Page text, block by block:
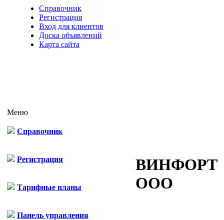
Справочник
Регистрация
Вход для клиентов
Доска объявлений
Карта сайта
Меню
Справочник
Регистрация
Тарифные планы
Панель управления
ВИНФОРТ
ООО